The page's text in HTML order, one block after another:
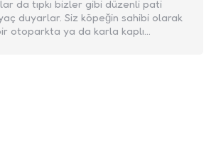
da tıpkı bizler gibi düzenli pati
duyarlar. Siz köpeğin sahibi olarak
otoparkta ya da karla kaplı…